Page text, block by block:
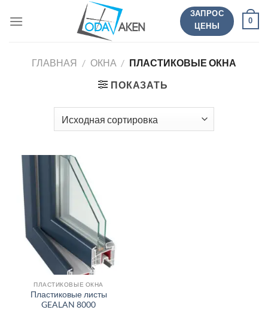
ЗАПРОС
ЦЕНЫ
0
ГЛАВНАЯ / ОКНА / ПЛАСТИКОВЫЕ ОКНА
ПОКАЗАТЬ
ПЛАСТИКОВЫЕ ОКНА
Пластиковые листы
GEALAN 8000